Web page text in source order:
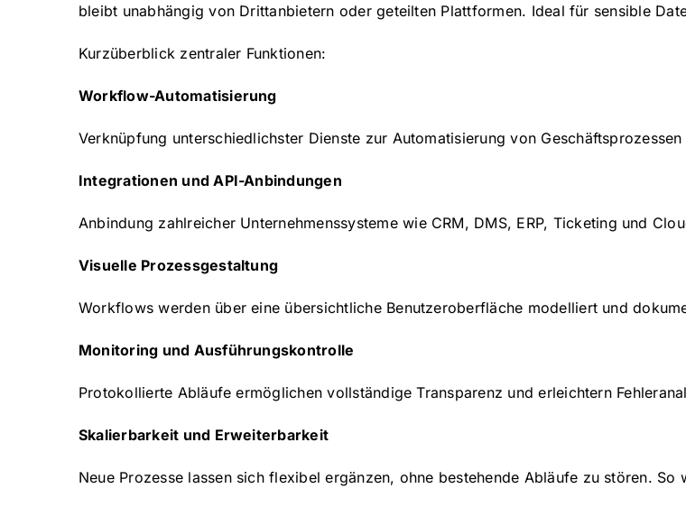
bleibt unabhängig von Drittanbietern oder geteilten Plattformen. Ideal für sensible
Kurzüberblick zentraler Funktionen:
Workflow-Automatisierung
Verknüpfung unterschiedlichster Dienste zur Automatisierung von
Integrationen und API-Anbindungen
Anbindung zahlreicher Unternehmenssysteme wie CRM, DMS, ERP, Ticketing und
Visuelle Prozessgestaltung
Workflows werden über eine übersichtliche Benutzeroberfläche modelliert und
Monitoring und Ausführungskontrolle
Protokollierte Abläufe ermöglichen vollständige Transparenz und erleichtern
Skalierbarkeit und Erweiterbarkeit
Neue Prozesse lassen sich flexibel ergänzen, ohne bestehende Abläufe zu stören.